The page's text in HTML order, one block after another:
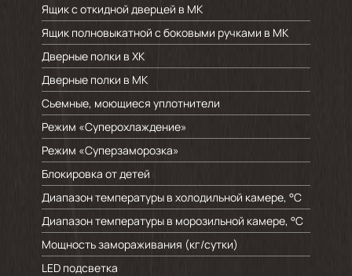
Ящик с откидной дверцей в МК
Ящик полновыкатной с боковыми ручками в МК
Дверные полки в ХК
Дверные полки в МК
Сьемные, моющиеся уплотнители
Режим «Суперохлаждение»
Режим «Суперзаморозка»
Блокировка от детей
Диапазон температуры в холодильной камере, °C
Диапазон температуры в морозильной камере, °C
Мощность замораживания (кг/cутки)
LED подсветка